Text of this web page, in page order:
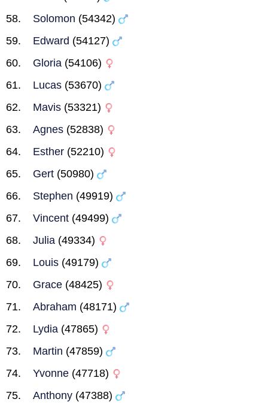
Solomon (54342)
Edward (54127)
Gloria (54106)
Lucas (53670)
Mavis (53321)
Agnes (52838)
Esther (52210)
Gert (50980)
Stephen (49919)
Vincent (49499)
Julia (49334)
Louis (49179)
Grace (48425)
Abraham (48171)
Lydia (47865)
Martin (47859)
Yvonne (47718)
Anthony (47388)